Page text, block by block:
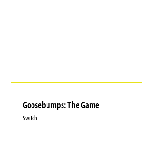
Goosebumps: The Game
Switch